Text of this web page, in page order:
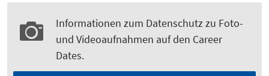
Informationen zum Datenschutz zu Foto-
und Videoaufnahmen auf den Career
Dates.